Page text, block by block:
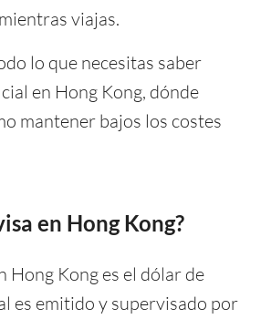
viajas.
lo que necesitas saber
en Hong Kong, dónde
mantener bajos los costes
en Hong Kong?
Hong Kong es el dólar de
es emitido y supervisado por